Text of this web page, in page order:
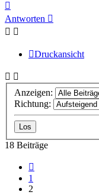
oben
Antworten
Druckansicht
Anzeigen:
Richtung:
18 Beiträge
1
2